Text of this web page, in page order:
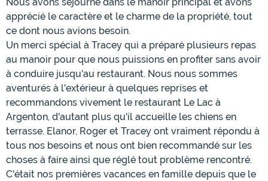
Nous avons séjourné dans le manoir principal et avons
apprécié le caractère et le charme de la propriété, tout
ce dont nous avions besoin.
Un merci spécial à Tracey qui a préparé plusieurs repas
au manoir pour que nous puissions en profiter sans avoir
à conduire jusqu'au restaurant. Nous nous sommes
aventurés à l'extérieur à quelques reprises et
recommandons vivement le restaurant Le Lac à
Argenton, d'autant plus qu'il accueille les chiens en
terrasse. Elanor, Roger et Tracey ont vraiment répondu à
tous nos besoins et nous ont bien recommandé sur les
choses à faire ainsi que réglé tout problème rencontré.
C'était nos premières vacances en famille depuis que le